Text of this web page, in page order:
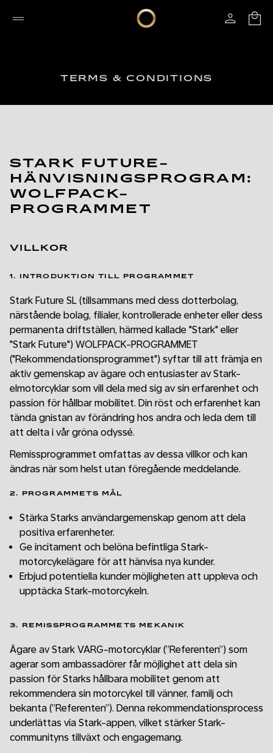
TERMS & CONDITIONS
STARK FUTURE-
HÄNVISNINGSPROGRAM:
WOLFPACK-
PROGRAMMET
VILLKOR
1. INTRODUKTION TILL PROGRAMMET
Stark Future SL (tillsammans med dess dotterbolag,
närstående bolag, filialer, kontrollerade enheter eller dess
permanenta driftställen, härmed kallade "Stark" eller
"Stark Future") WOLFPACK-PROGRAMMET
("Rekommendationsprogrammet") syftar till att främja en
aktiv gemenskap av ägare och entusiaster av Stark-
elmotorcyklar som vill dela med sig av sin erfarenhet och
passion för hållbar mobilitet. Din röst och erfarenhet kan
tända gnistan av förändring hos andra och leda dem till
att delta i vår gröna odyssé.
Remissprogrammet omfattas av dessa villkor och kan
ändras när som helst utan föregående meddelande.
2. PROGRAMMETS MÅL
Stärka Starks användargemenskap genom att dela
positiva erfarenheter.
Ge incitament och belöna befintliga Stark-
motorcykelägare för att hänvisa nya kunder.
Erbjud potentiella kunder möjligheten att uppleva och
upptäcka Stark-motorcykeln.
3. REMISSPROGRAMMETS MEKANIK
Ägare av Stark VARG-motorcyklar (”Referenten”) som
agerar som ambassadörer får möjlighet att dela sin
passion för Starks hållbara mobilitet genom att
rekommendera sin motorcykel till vänner, familj och
bekanta (”Referenten”). Denna rekommendationsprocess
underlättas via Stark-appen, vilket stärker Stark-
communityns tillväxt och engagemang.